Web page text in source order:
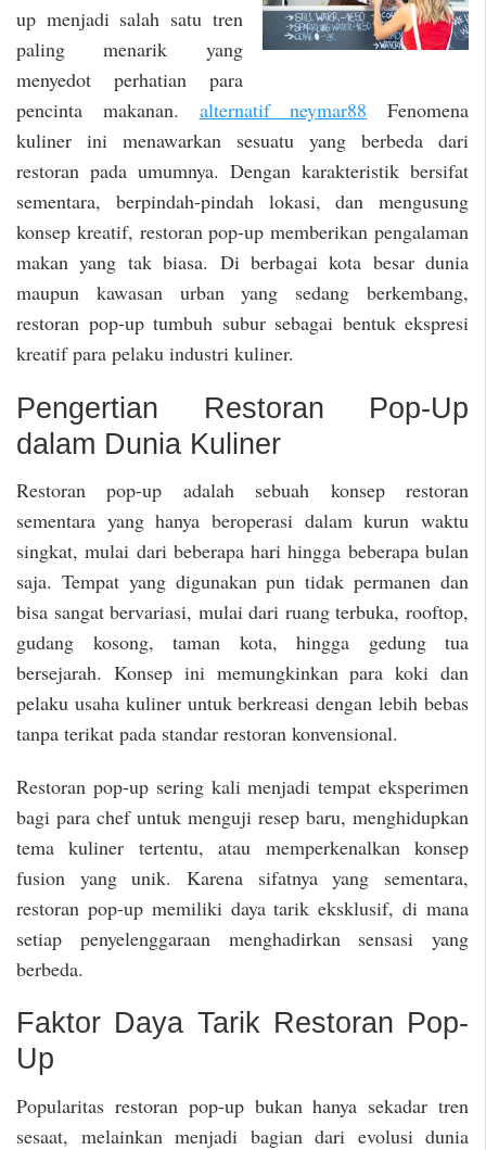
up menjadi salah satu tren
paling menarik yang
menyedot perhatian para
pencinta makanan. alternatif neymar88 Fenomena
kuliner ini menawarkan sesuatu yang berbeda dari
restoran pada umumnya. Dengan karakteristik bersifat
sementara, berpindah-pindah lokasi, dan mengusung
konsep kreatif, restoran pop-up memberikan pengalaman
makan yang tak biasa. Di berbagai kota besar dunia
maupun kawasan urban yang sedang berkembang,
restoran pop-up tumbuh subur sebagai bentuk ekspresi
kreatif para pelaku industri kuliner.
Pengertian Restoran Pop-Up
dalam Dunia Kuliner
Restoran pop-up adalah sebuah konsep restoran
sementara yang hanya beroperasi dalam kurun waktu
singkat, mulai dari beberapa hari hingga beberapa bulan
saja. Tempat yang digunakan pun tidak permanen dan
bisa sangat bervariasi, mulai dari ruang terbuka, rooftop,
gudang kosong, taman kota, hingga gedung tua
bersejarah. Konsep ini memungkinkan para koki dan
pelaku usaha kuliner untuk berkreasi dengan lebih bebas
tanpa terikat pada standar restoran konvensional.
Restoran pop-up sering kali menjadi tempat eksperimen
bagi para chef untuk menguji resep baru, menghidupkan
tema kuliner tertentu, atau memperkenalkan konsep
fusion yang unik. Karena sifatnya yang sementara,
restoran pop-up memiliki daya tarik eksklusif, di mana
setiap penyelenggaraan menghadirkan sensasi yang
berbeda.
Faktor Daya Tarik Restoran Pop-
Up
Popularitas restoran pop-up bukan hanya sekadar tren
sesaat, melainkan menjadi bagian dari evolusi dunia